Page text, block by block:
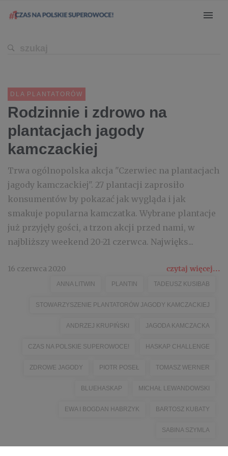
DLA PLANTATORÓW
Rodzinnie i zdrowo na
plantacjach jagody
kamczackiej
Trwa ogólnopolska akcja "Czerwiec na plantacjach
jagody kamczackiej". 27 plantacji zaprosiło
konsumentów by pokazać jak wygląda i jak
smakuje popularna kamczatka. Wybrane plantacje
już przyjęły gości, a trzon akcji przed nami, w
najbliższy weekend 20-21 czerwca. Najwięks...
16 czerwca 2020 czytaj więcej...
ANNA LITWIN PLANTIN TADEUSZ KUSIBAB
STOWARZYSZENIE PLANTATORÓW JAGODY KAMCZACKIEJ
ANDRZEJ KRUPIŃSKI JAGODA KAMCZACKA
CZAS NA POLSKIE SUPEROWOCE! HASKAP CHALLENGE
ZDROWE JAGODY PIOTR POSEŁ TOMASZ WERNER
BLUEHASKAP MICHAŁ LEWANDOWSKI
EWA I BOGDAN HABRZYK BARTOSZ KUBATY
SABINA SZYMLA